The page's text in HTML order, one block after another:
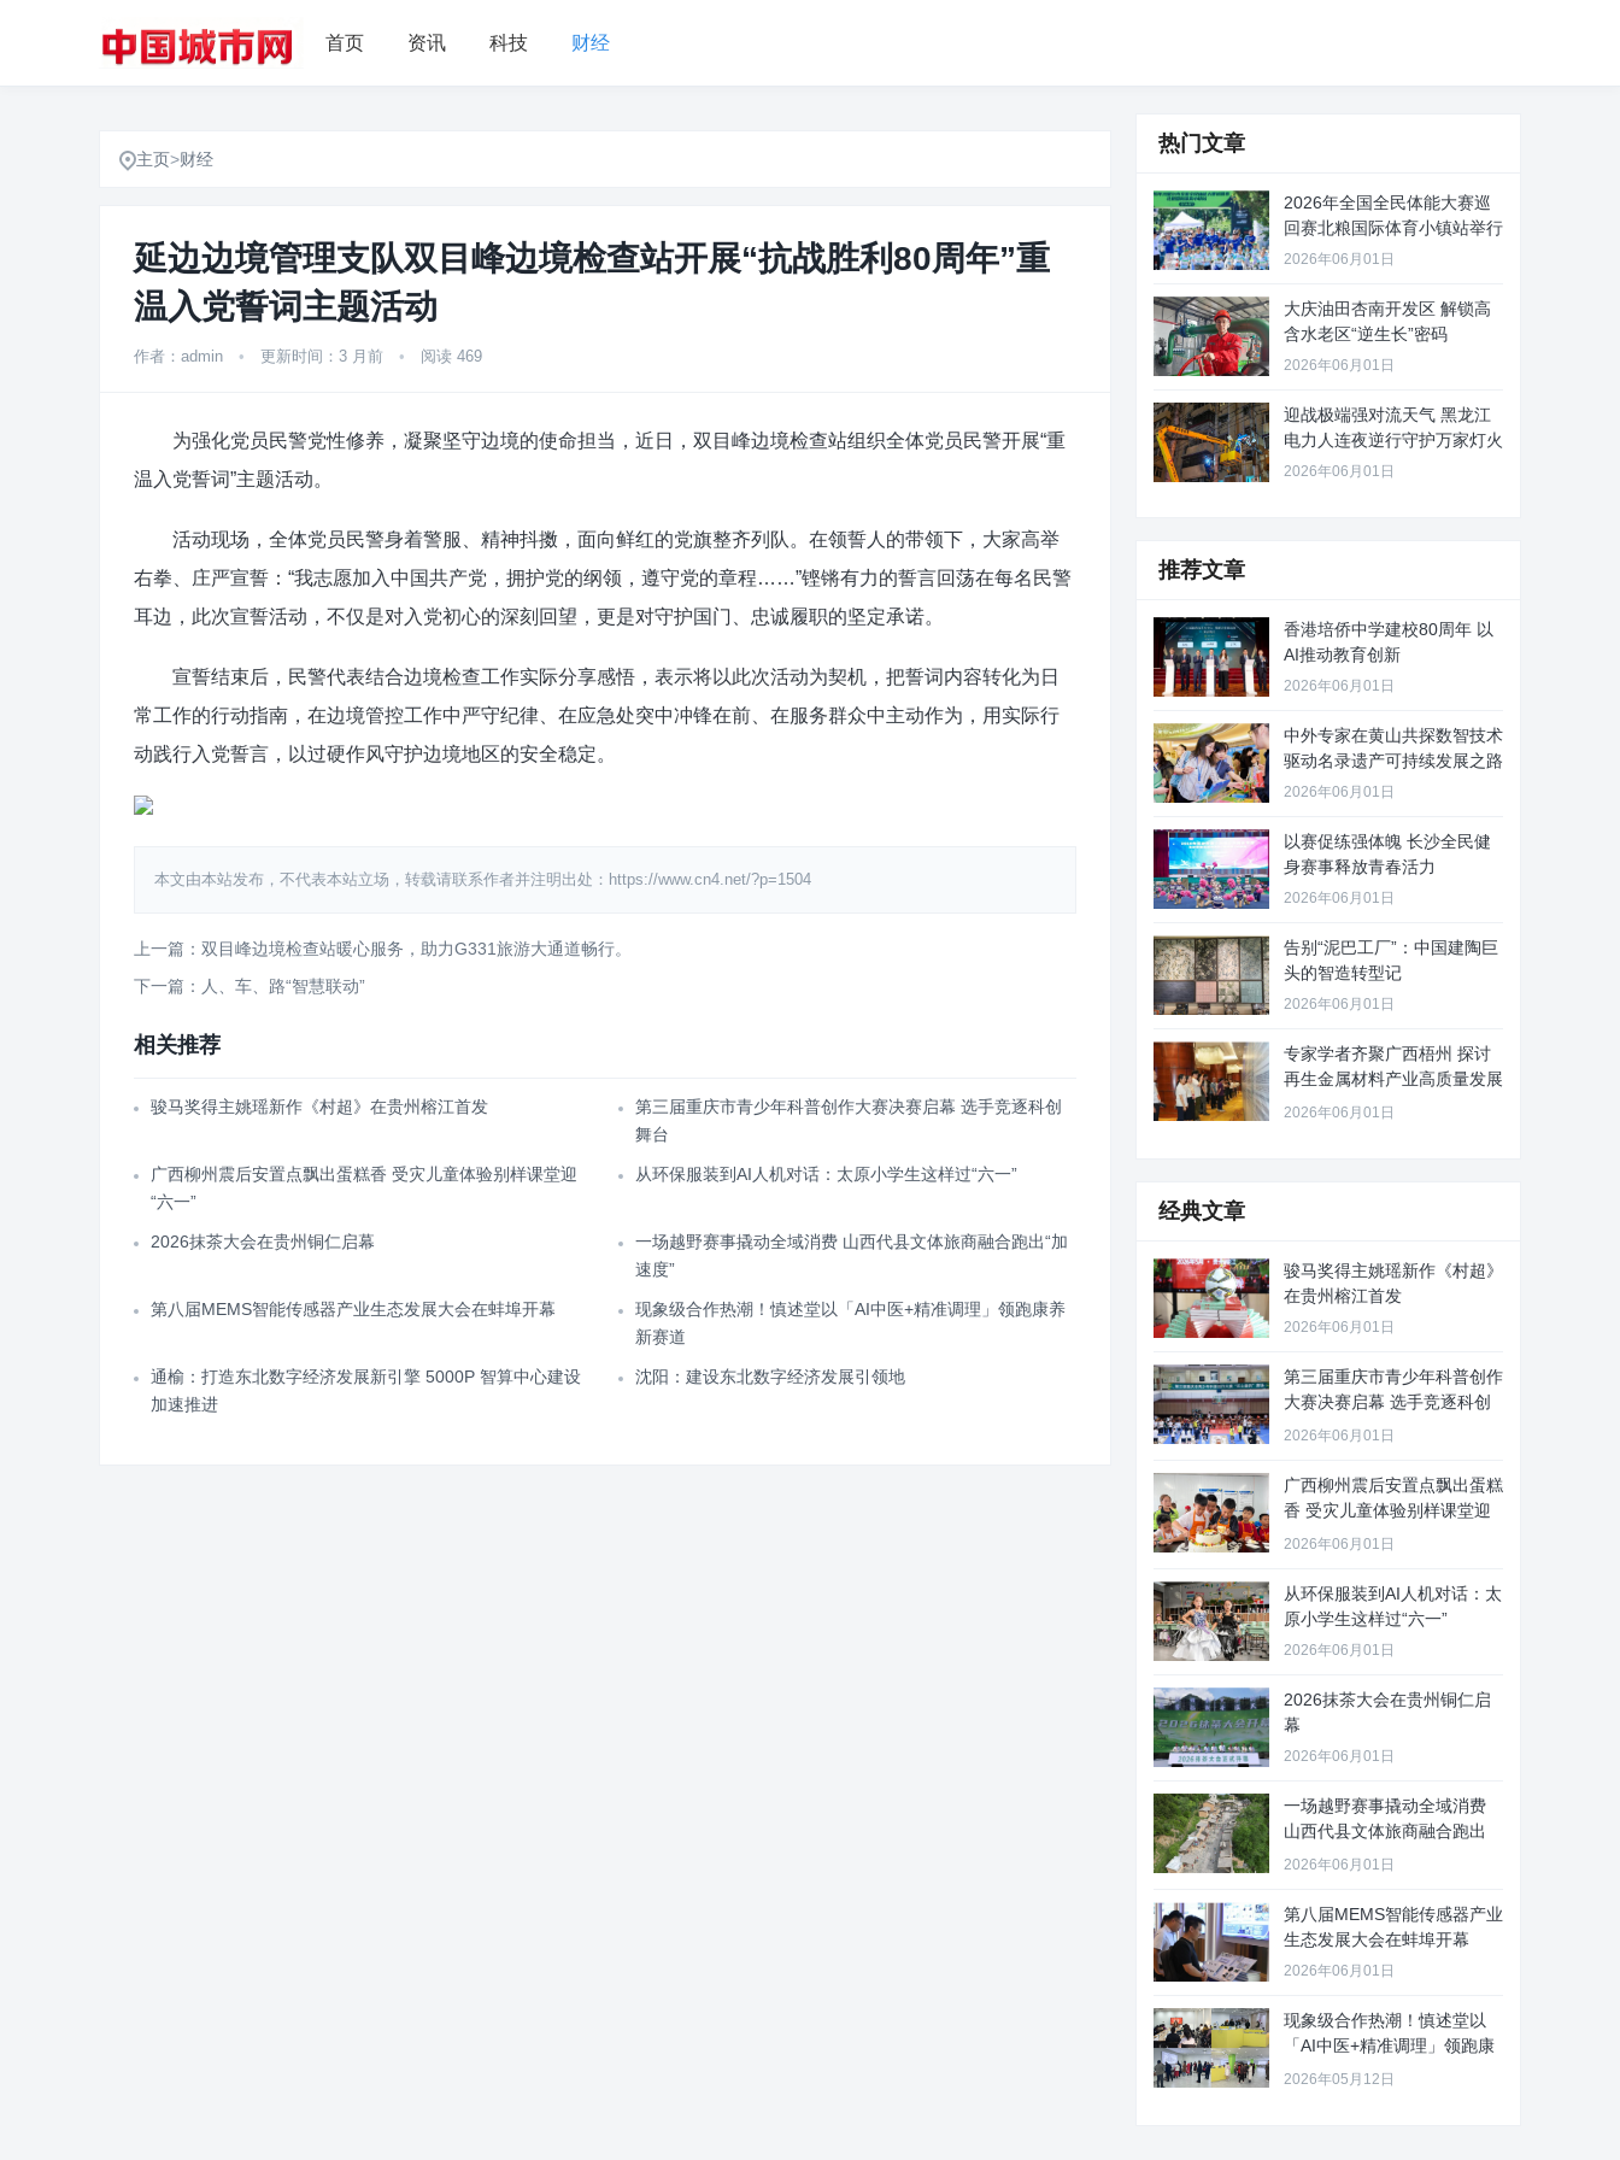
首页 资讯 科技 财经
主页>财经
延边边境管理支队双目峰边境检查站开展“抗战胜利80周年”重
温入党誓词主题活动
作者：admin • 更新时间：3 月前 • 阅读 469
为强化党员民警党性修养，凝聚坚守边境的使命担当，近日，双目峰边境检查站组织全体党员民警开展“重
温入党誓词”主题活动。
活动现场，全体党员民警身着警服、精神抖擞，面向鲜红的党旗整齐列队。在领誓人的带领下，大家高举
右拳、庄严宣誓：“我志愿加入中国共产党，拥护党的纲领，遵守党的章程……”铿锵有力的誓言回荡在每名民警
耳边，此次宣誓活动，不仅是对入党初心的深刻回望，更是对守护国门、忠诚履职的坚定承诺。
宣誓结束后，民警代表结合边境检查工作实际分享感悟，表示将以此次活动为契机，把誓词内容转化为日
常工作的行动指南，在边境管控工作中严守纪律、在应急处突中冲锋在前、在服务群众中主动作为，用实际行
动践行入党誓言，以过硬作风守护边境地区的安全稳定。
本文由本站发布，不代表本站立场，转载请联系作者并注明出处：https://www.cn4.net/?p=1504
上一篇：双目峰边境检查站暖心服务，助力G331旅游大通道畅行。
下一篇：人、车、路“智慧联动”
相关推荐
骏马奖得主姚瑶新作《村超》在贵州榕江首发
第三届重庆市青少年科普创作大赛决赛启幕 选手竞逐科创
舞台
广西柳州震后安置点飘出蛋糕香 受灾儿童体验别样课堂迎
“六一”
从环保服装到AI人机对话：太原小学生这样过“六一”
2026抹茶大会在贵州铜仁启幕
一场越野赛事撬动全域消费 山西代县文体旅商融合跑出“加
速度”
第八届MEMS智能传感器产业生态发展大会在蚌埠开幕
现象级合作热潮！慎述堂以「AI中医+精准调理」领跑康养
新赛道
通榆：打造东北数字经济发展新引擎 5000P 智算中心建设
加速推进
沈阳：建设东北数字经济发展引领地
热门文章
2026年全国全民体能大赛巡
回赛北粮国际体育小镇站举行
2026年06月01日
大庆油田杏南开发区 解锁高
含水老区“逆生长”密码
2026年06月01日
迎战极端强对流天气 黑龙江
电力人连夜逆行守护万家灯火
2026年06月01日
推荐文章
香港培侨中学建校80周年 以
AI推动教育创新
2026年06月01日
中外专家在黄山共探数智技术
驱动名录遗产可持续发展之路
2026年06月01日
以赛促练强体魄 长沙全民健
身赛事释放青春活力
2026年06月01日
告别“泥巴工厂”：中国建陶巨
头的智造转型记
2026年06月01日
专家学者齐聚广西梧州 探讨
再生金属材料产业高质量发展
路径
2026年06月01日
经典文章
骏马奖得主姚瑶新作《村超》
在贵州榕江首发
2026年06月01日
第三届重庆市青少年科普创作
大赛决赛启幕 选手竞逐科创
舞台
2026年06月01日
广西柳州震后安置点飘出蛋糕
香 受灾儿童体验别样课堂迎
“六
2026年06月01日
从环保服装到AI人机对话：太
原小学生这样过“六一”
2026年06月01日
2026抹茶大会在贵州铜仁启
幕
2026年06月01日
一场越野赛事撬动全域消费
山西代县文体旅商融合跑出
“加速
2026年06月01日
第八届MEMS智能传感器产业
生态发展大会在蚌埠开幕
2026年06月01日
现象级合作热潮！慎述堂以
「AI中医+精准调理」领跑康
养新
2026年05月12日